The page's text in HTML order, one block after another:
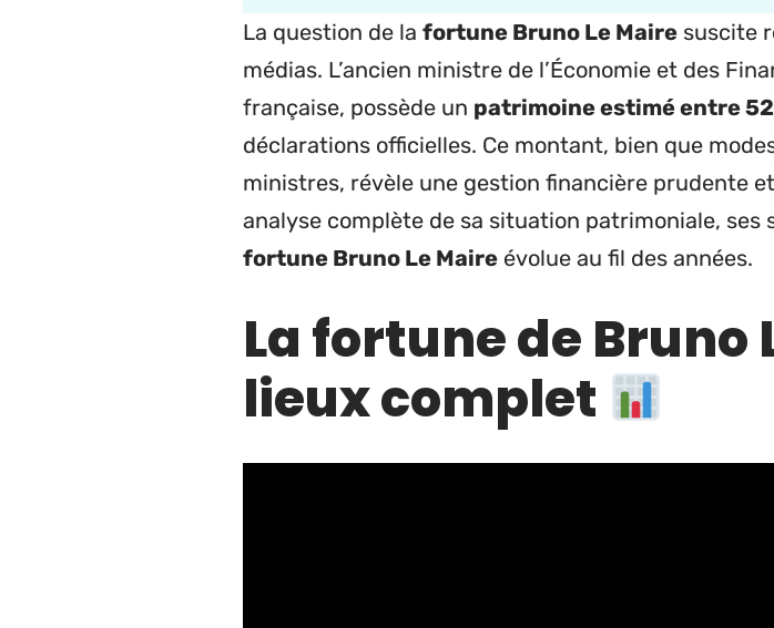
La question de la fortune Bruno Le Maire suscite
médias. L’ancien ministre de l’Économie et des
française, possède un patrimoine estimé entre
déclarations officielles. Ce montant, bien que
ministres, révèle une gestion financière prudente
analyse complète de sa situation patrimoniale,
fortune Bruno Le Maire évolue au fil des années.
La fortune de Bruno
lieux complet